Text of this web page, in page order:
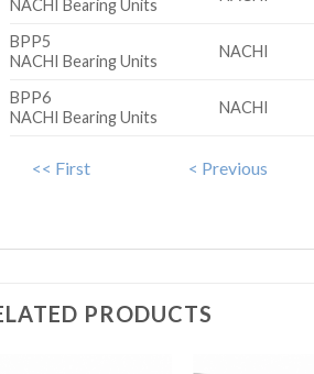
NACHI Bearing Units
BPP5
NACHI Bearing Units
NACHI
BPP6
NACHI Bearing Units
NACHI
<< First < Previous
PRODUCTS